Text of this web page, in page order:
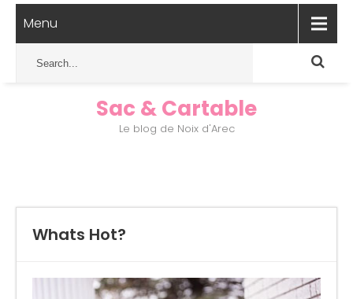
Menu
Sac & Cartable
Le blog de Noix d'Arec
Whats Hot?